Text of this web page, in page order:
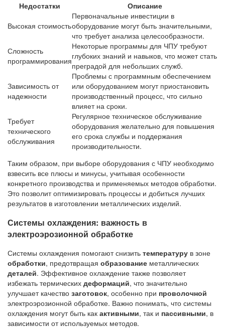
Недостатки
Описание
Высокая стоимость
Первоначальные инвестиции в
оборудование могут быть значительными,
что требует анализа целесообразности.
Сложность
программирования
Некоторые программы для ЧПУ требуют
глубоких знаний и навыков, что может стать
преградой для небольших служб.
Зависимость от
надежности
Проблемы с программным обеспечением
или оборудованием могут приостановить
производственный процесс, что сильно
влияет на сроки.
Требует
технического
обслуживания
Регулярное техническое обслуживание
оборудования желательно для повышения
его срока службы и поддержания
производительности.
Таким образом, при выборе оборудования с ЧПУ необходимо
взвесить все плюсы и минусы, учитывая особенности
конкретного производства и применяемых методов обработки.
Это позволит оптимизировать процессы и добиться лучших
результатов в изготовлении металлических изделий.
Системы охлаждения: важность в
электроэрозионной обработке
Системы охлаждения помогают снизить температуру в зоне
обработки, предотвращая образование металлических
деталей. Эффективное охлаждение также позволяет
избежать термических деформаций, что значительно
улучшает качество заготовок, особенно при проволочной
электроэрозионной обработке. Важно понимать, что системы
охлаждения могут быть как активными, так и пассивными, в
зависимости от используемых методов.